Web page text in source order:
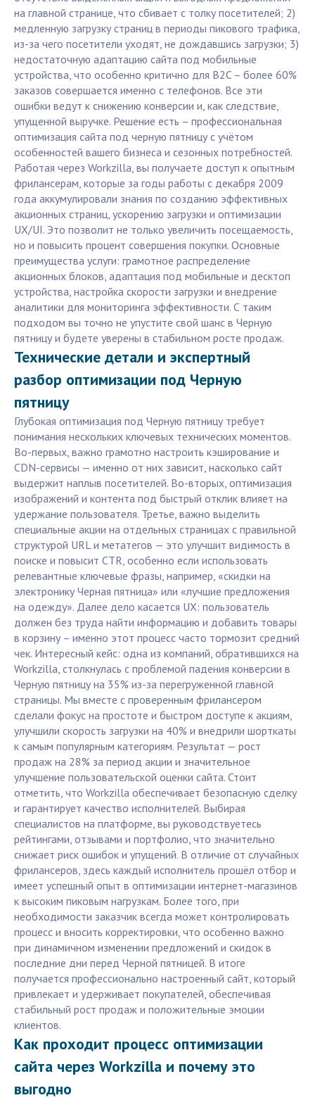
на главной странице, что сбивает с толку посетителей; 2)
медленную загрузку страниц в периоды пикового трафика,
из-за чего посетители уходят, не дождавшись загрузки; 3)
недостаточную адаптацию сайта под мобильные
устройства, что особенно критично для B2C – более 60%
заказов совершается именно с телефонов. Все эти
ошибки ведут к снижению конверсии и, как следствие,
упущенной выручке. Решение есть – профессиональная
оптимизация сайта под черную пятницу с учётом
особенностей вашего бизнеса и сезонных потребностей.
Работая через Workzilla, вы получаете доступ к опытным
фрилансерам, которые за годы работы с декабря 2009
года аккумулировали знания по созданию эффективных
акционных страниц, ускорению загрузки и оптимизации
UX/UI. Это позволит не только увеличить посещаемость,
но и повысить процент совершения покупки. Основные
преимущества услуги: грамотное распределение
акционных блоков, адаптация под мобильные и десктоп
устройства, настройка скорости загрузки и внедрение
аналитики для мониторинга эффективности. С таким
подходом вы точно не упустите свой шанс в Черную
пятницу и будете уверены в стабильном росте продаж.
Технические детали и экспертный
разбор оптимизации под Черную
пятницу
Глубокая оптимизация под Черную пятницу требует
понимания нескольких ключевых технических моментов.
Во-первых, важно грамотно настроить кэширование и
CDN-сервисы — именно от них зависит, насколько сайт
выдержит наплыв посетителей. Во-вторых, оптимизация
изображений и контента под быстрый отклик влияет на
удержание пользователя. Третье, важно выделить
специальные акции на отдельных страницах с правильной
структурой URL и метатегов — это улучшит видимость в
поиске и повысит CTR, особенно если использовать
релевантные ключевые фразы, например, «скидки на
электронику Черная пятница» или «лучшие предложения
на одежду». Далее дело касается UX: пользователь
должен без труда найти информацию и добавить товары
в корзину – именно этот процесс часто тормозит средний
чек. Интересный кейс: одна из компаний, обратившихся на
Workzilla, столкнулась с проблемой падения конверсии в
Черную пятницу на 35% из-за перегруженной главной
страницы. Мы вместе с проверенным фрилансером
сделали фокус на простоте и быстром доступе к акциям,
улучшили скорость загрузки на 40% и внедрили шорткаты
к самым популярным категориям. Результат — рост
продаж на 28% за период акции и значительное
улучшение пользовательской оценки сайта. Стоит
отметить, что Workzilla обеспечивает безопасную сделку
и гарантирует качество исполнителей. Выбирая
специалистов на платформе, вы руководствуетесь
рейтингами, отзывами и портфолио, что значительно
снижает риск ошибок и упущений. В отличие от случайных
фрилансеров, здесь каждый исполнитель прошёл отбор и
имеет успешный опыт в оптимизации интернет-магазинов
к высоким пиковым нагрузкам. Более того, при
необходимости заказчик всегда может контролировать
процесс и вносить корректировки, что особенно важно
при динамичном изменении предложений и скидок в
последние дни перед Черной пятницей. В итоге
получается профессионально настроенный сайт, который
привлекает и удерживает покупателей, обеспечивая
стабильный рост продаж и положительные эмоции
клиентов.
Как проходит процесс оптимизации
сайта через Workzilla и почему это
выгодно